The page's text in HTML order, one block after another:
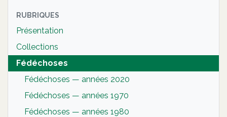
RUBRIQUES
Présentation
Collections
Fédéchoses
Fédéchoses — années 2020
Fédéchoses — années 1970
Fédéchoses — années 1980